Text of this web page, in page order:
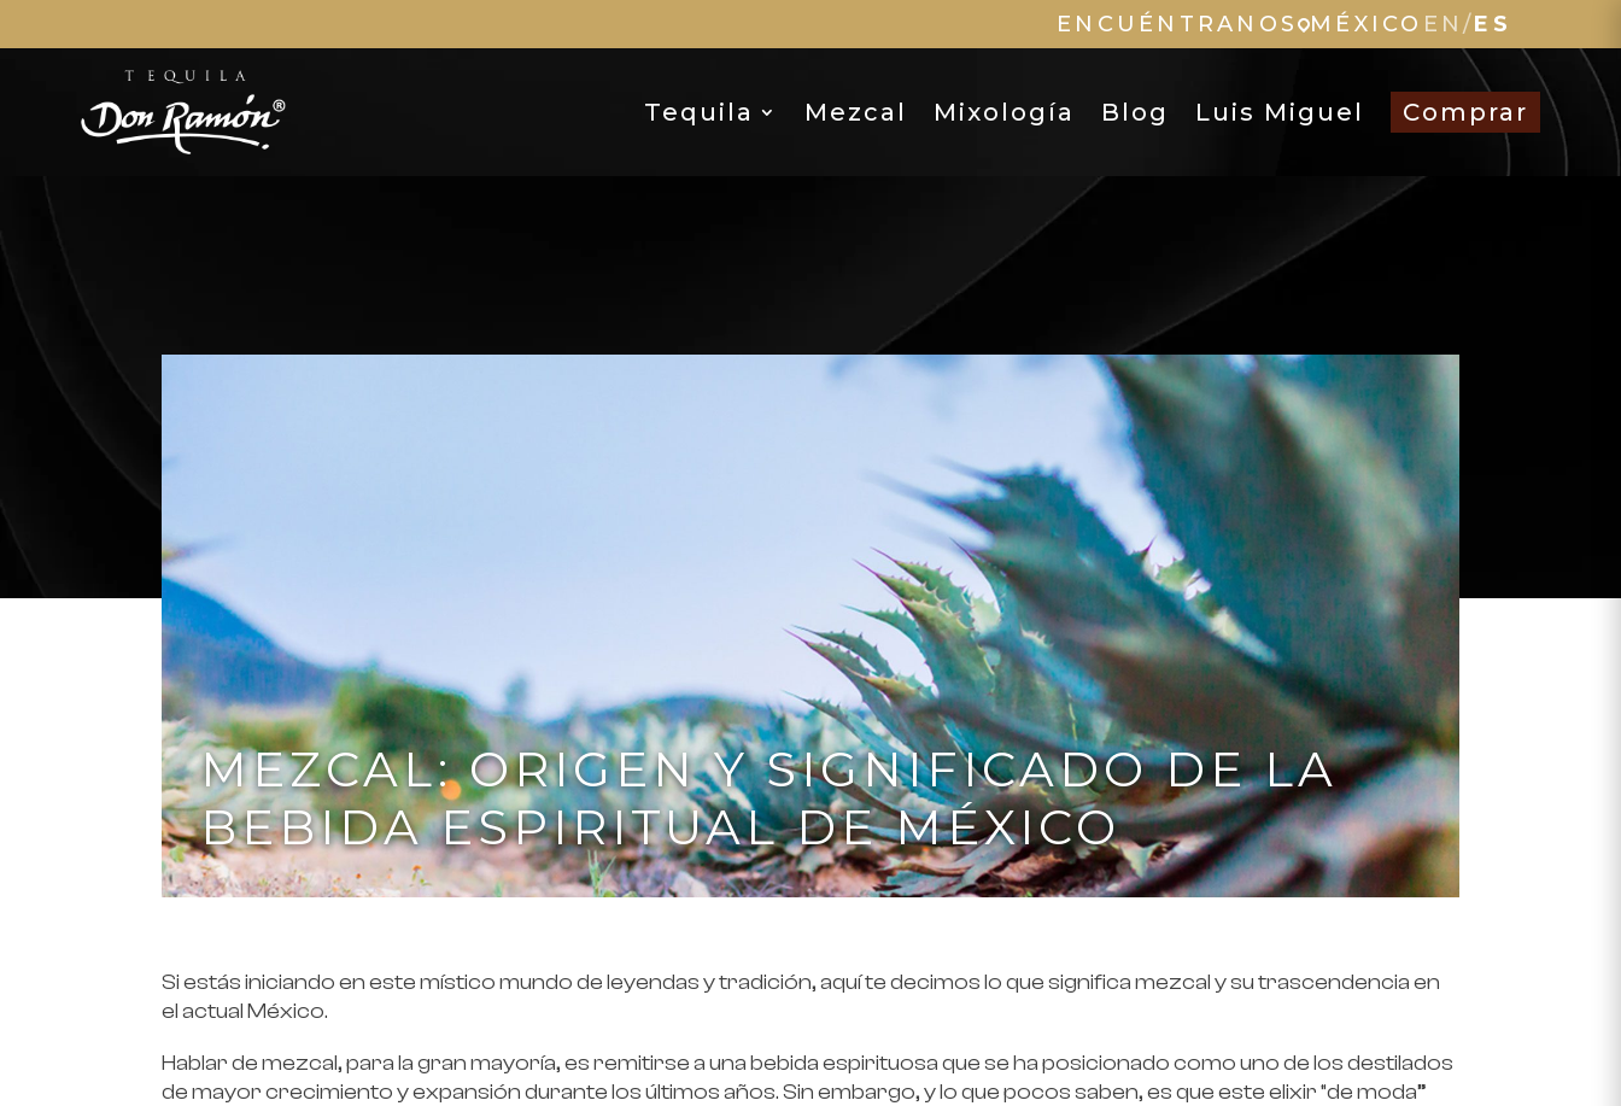
ENCUÉNTRANOS MÉXICO EN/ES
Tequila Mezcal Mixología Blog Luis Miguel Comprar
MEZCAL: ORIGEN Y SIGNIFICADO DE LA
BEBIDA ESPIRITUAL DE MÉXICO
Si estás iniciando en este místico mundo de leyendas y tradición, aquí te decimos lo que significa mezcal y su trascendencia en
el actual México.
Hablar de mezcal, para la gran mayoría, es remitirse a una bebida espirituosa que se ha posicionado como uno de los destilados
de mayor crecimiento y expansión durante los últimos años. Sin embargo, y lo que pocos saben, es que este elixir “de moda”